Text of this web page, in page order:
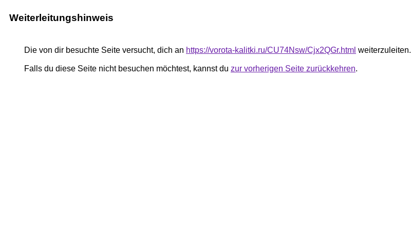
Weiterleitungshinweis
Die von dir besuchte Seite versucht, dich an https://vorota-kalitki.ru/CU74Nsw/Cjx2QGr.html weiterzuleiten.
Falls du diese Seite nicht besuchen möchtest, kannst du zur vorherigen Seite zurückkehren.